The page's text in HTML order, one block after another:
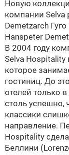
Новую
компании Selva
Demetzarch
Hanspeter
В 2004 году
Selva Hospitality
которое
гостиниц. До
отелей только
столь успешно,
классики
направление.
Hospitality
Беллини